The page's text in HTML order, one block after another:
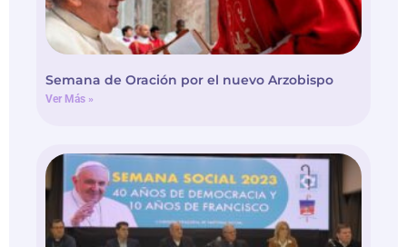
Semana de Oración por el nuevo Arzobispo
Ver Más »